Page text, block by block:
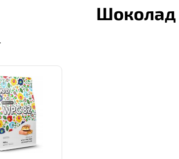
Шоколад